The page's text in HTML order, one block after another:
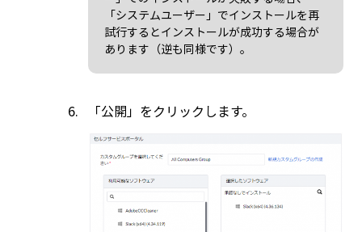
「システムユーザー」でインストールを再
試行するとインストールが成功する場合が
あります（逆も同様です）。
「公開」をクリックします。